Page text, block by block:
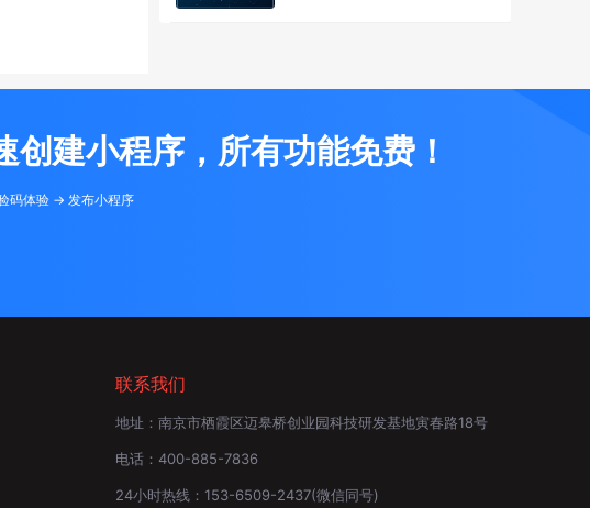
建小程序，所有功能免费！
码体验 -> 发布小程序
联系我们
地址： 南京市栖霞区迈皋桥创业园科技研发基地寅春路18号
电话： 400-885-7836
24小时热线： 153-6509-2437(微信同号)